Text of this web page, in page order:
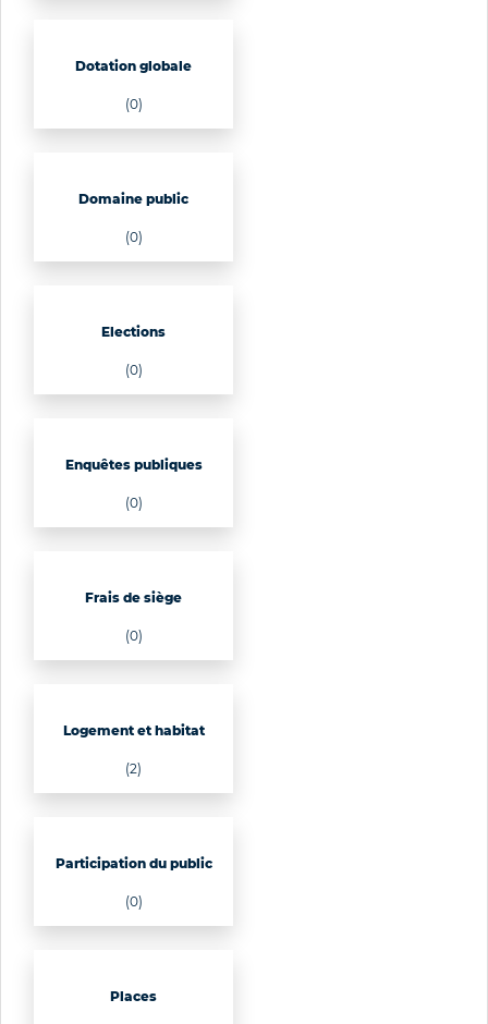
Dotation globale
(0)
Domaine public
(0)
Elections
(0)
Enquêtes publiques
(0)
Frais de siège
(0)
Logement et habitat
(2)
Participation du public
(0)
Places